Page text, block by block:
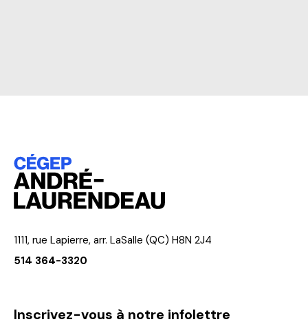
1111, rue Lapierre, arr. LaSalle (QC) H8N 2J4
514 364-3320
Inscrivez-vous à notre infolettre